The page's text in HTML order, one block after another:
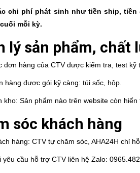
chi phí phát sinh như tiền ship,
mỗi kỳ.
lý sản phẩm, chất
đơn hàng của CTV được kiểm tra, test kỹ
hàng được gói kỹ càng: túi sốc, hộp.
kho: Sản phẩm nào trên website còn
sóc khách hàng
hàng: CTV tự chăm sóc, AHA24H chỉ
yêu cầu hỗ trợ CTV liên hệ Zalo: